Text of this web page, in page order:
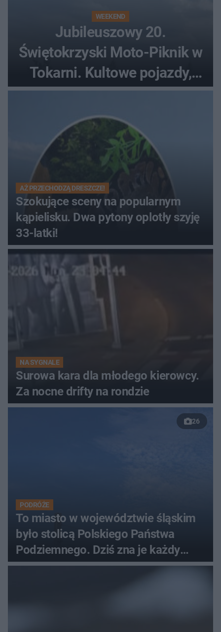
WEEKEND
Jubileuszowy 20.
Świętokrzyski Moto-Piknik w
Tokarni. Kultowe pojazdy,
pokazy i muzyczna scena w
Muzeum Wsi Kieleckiej
AŻ PRZECHODZĄ DRESZCZE!
Szokujące sceny na popularnym
kąpielisku. Dwa pytony oplotły szyję
33-latki!
NA SYGNALE
Surowa kara dla młodego kierowcy.
Za nocne drifty na rondzie
26
PODRÓŻE
To miasto w województwie śląskim
było stolicą Polskiego Państwa
Podziemnego. Dziś zna je każdy
pielgrzym